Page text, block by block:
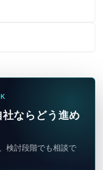
ならどう進め
検討段階でも相談で